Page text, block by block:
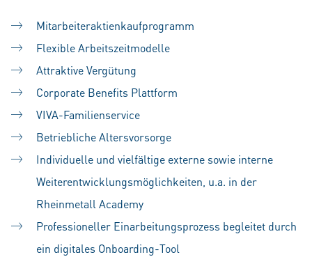
Mitarbeiteraktienkaufprogramm
Flexible Arbeitszeitmodelle
Attraktive Vergütung
Corporate Benefits Plattform
VIVA-Familienservice
Betriebliche Altersvorsorge
Individuelle und vielfältige externe sowie interne
Weiterentwicklungsmöglichkeiten, u.a. in der
Rheinmetall Academy
Professioneller Einarbeitungsprozess begleitet durch
ein digitales Onboarding-Tool